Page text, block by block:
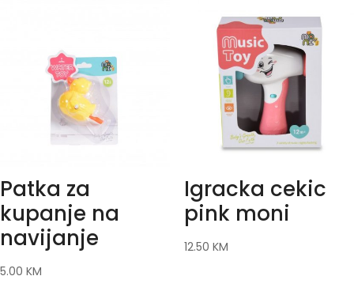
Patka za
kupanje na
navijanje
5.00 KM
Igracka cekic
pink moni
12.50 KM